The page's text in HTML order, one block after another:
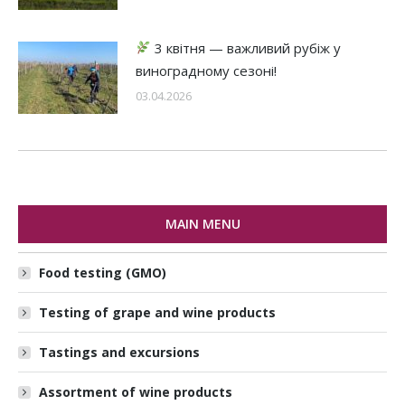
3 квітня — важливий рубіж у
виноградному сезоні!
03.04.2026
MAIN MENU
Food testing (GMO)
Testing of grape and wine products
Tastings and excursions
Assortment of wine products